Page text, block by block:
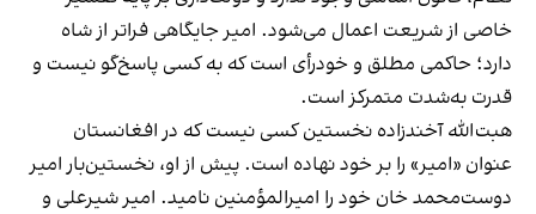
خاصی از شریعت اعمال می‌شود. امیر جایگاهی فراتر از شاه
دارد؛ حاکمی مطلق و خودرأی است که به کسی پاسخ‌گو نیست و
قدرت به‌شدت متمرکز است.
هبت‌الله آخندزاده نخستین کسی نیست که در افغانستان
عنوان «امیر» را بر خود نهاده است. پیش از او، نخستین‌بار امیر
دوست‌محمد خان خود را امیرالمؤمنین نامید. امیر شیرعلی و